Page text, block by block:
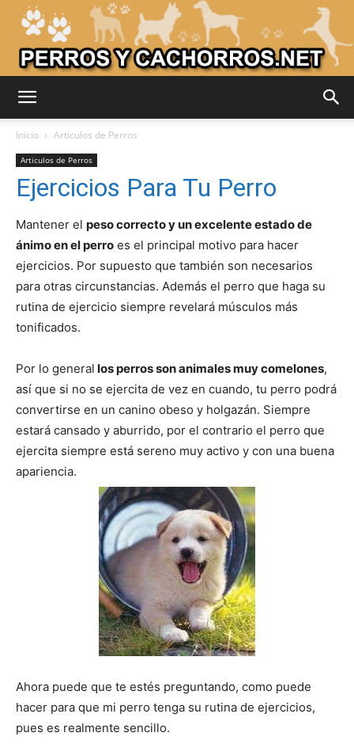
Perros
–
de
–
Fotos
Inicio Articulos de Perros
Articulos de Perros
Ejercicios Para Tu Perro
Mantener el peso correcto y un excelente estado de
ánimo en el perro es el principal motivo para hacer
ejercicios. Por supuesto que también son necesarios
para otras circunstancias. Además el perro que haga su
rutina de ejercicio siempre revelará músculos más
tonificados.
Por lo general los perros son animales muy comelones,
así que si no se ejercita de vez en cuando, tu perro podrá
convertirse en un canino obeso y holgazán. Siempre
estará cansado y aburrido, por el contrario el perro que
ejercita siempre está sereno muy activo y con una buena
apariencia.
Ahora puede que te estés preguntando, como puede
hacer para que mi perro tenga su rutina de ejercicios,
pues es realmente sencillo.